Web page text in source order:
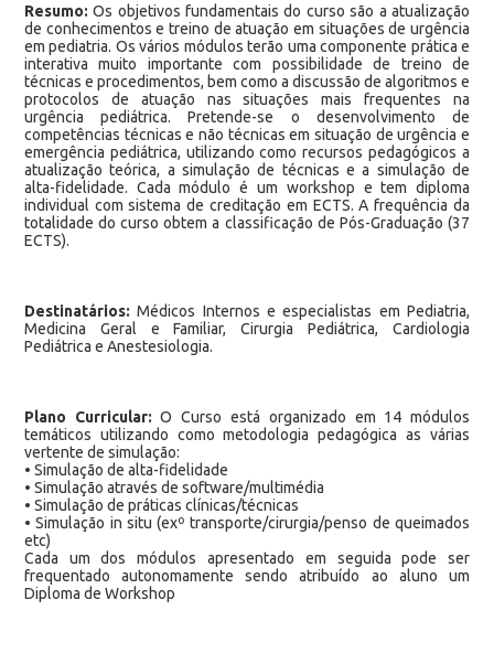
Resumo: Os objetivos fundamentais do curso são a atualização
de conhecimentos e treino de atuação em situações de urgência
em pediatria. Os vários módulos terão uma componente prática e
interativa muito importante com possibilidade de treino de
técnicas e procedimentos, bem como a discussão de algoritmos e
protocolos de atuação nas situações mais frequentes na
urgência pediátrica. Pretende-se o desenvolvimento de
competências técnicas e não técnicas em situação de urgência e
emergência pediátrica, utilizando como recursos pedagógicos a
atualização teórica, a simulação de técnicas e a simulação de
alta-fidelidade. Cada módulo é um workshop e tem diploma
individual com sistema de creditação em ECTS. A frequência da
totalidade do curso obtem a classificação de Pós-Graduação (37
ECTS).
Destinatários: Médicos Internos e especialistas em Pediatria,
Medicina Geral e Familiar, Cirurgia Pediátrica, Cardiologia
Pediátrica e Anestesiologia.
Plano Curricular: O Curso está organizado em 14 módulos
temáticos utilizando como metodologia pedagógica as várias
vertente de simulação:
• Simulação de alta-fidelidade
• Simulação através de software/multimédia
• Simulação de práticas clínicas/técnicas
• Simulação in situ (exº transporte/cirurgia/penso de queimados
etc)
Cada um dos módulos apresentado em seguida pode ser
frequentado autonomamente sendo atribuído ao aluno um
Diploma de Workshop